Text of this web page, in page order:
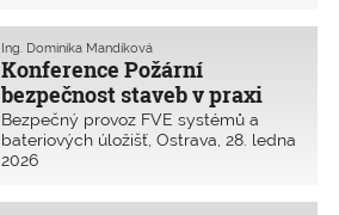
Udělení a představení titulů Stavba
roku je každoročně významnou
událostí roku stavitelství
a architektury, je důstojným
připomenutím i významu
inženýrských, dopravních
a průmyslových staveb, které jsou
nedílnou součástí této soutěže.
Konference Požární
bezpečnost staveb v praxi
Ing. Dominika Mandíková
Bezpečný provoz FVE systémů a
bateriových úložišť, Ostrava, 28. ledna
2026